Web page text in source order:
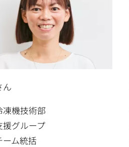
ん
凍機技術部
援グループ
ーム統括